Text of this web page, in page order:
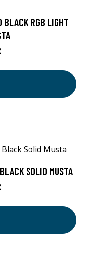
BLACK RGB LIGHT
SOLID MUSTA